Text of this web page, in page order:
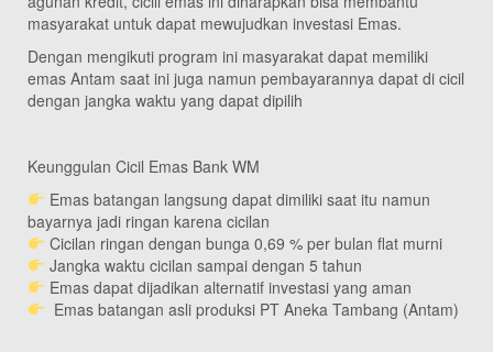
masyarakat untuk dapat mewujudkan investasi Emas.
Dengan mengikuti program ini masyarakat dapat memiliki
emas Antam saat ini juga namun pembayarannya dapat di cicil
dengan jangka waktu yang dapat dipilih
Keunggulan Cicil Emas Bank WM
Emas batangan langsung dapat dimiliki saat itu namun
bayarnya jadi ringan karena cicilan
Cicilan ringan dengan bunga 0,69 % per bulan flat murni
Jangka waktu cicilan sampai dengan 5 tahun
Emas dapat dijadikan alternatif investasi yang aman
Emas batangan asli produksi PT Aneka Tambang (Antam)